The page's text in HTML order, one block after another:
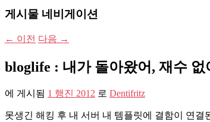
게시물 네비게이션
← 이전 다음 →
bloglife : 내가 돌아왔어, 재수 없
에 게시됨 1 행진 2012 로 Dentifritz
못생긴 해킹 후 내 서버 내 템플릿에 결함이 연